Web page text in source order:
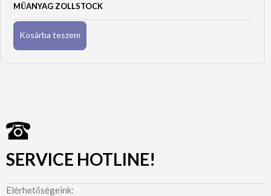
MŰANYAG ZOLLSTOCK
Kosárba teszem
SERVICE HOTLINE!
Elérhetőségeink: